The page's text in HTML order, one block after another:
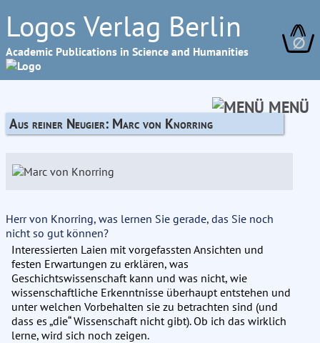
Logos Verlag Berlin
Academic Publications in Science and Humanities ∅
MENÜ
Aus reiner Neugier: Marc von Knorring
Herr von Knorring, was lernen Sie gerade, das Sie noch
nicht so gut können?
Interessierten Laien mit vorgefassten Ansichten und
festen Erwartungen zu erklären, was
Geschichtswissenschaft kann und was nicht, wie
wissenschaftliche Erkenntnisse überhaupt entstehen und
unter welchen Vorbehalten sie zu betrachten sind (und
dass es „die“ Wissenschaft nicht gibt). Ob ich das wirklich
lerne, wird sich noch zeigen.